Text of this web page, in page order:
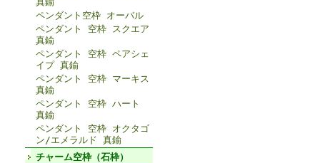
ペンダント空枠 オーバル
ペンダント 空枠 スクエア
真鍮
ペンダント 空枠 ペアシェ
イプ 真鍮
ペンダント 空枠 マーキス
真鍮
ペンダント 空枠 ハート
真鍮
ペンダント 空枠 オクタゴ
ン/エメラルド 真鍮
チャーム空枠（石枠）